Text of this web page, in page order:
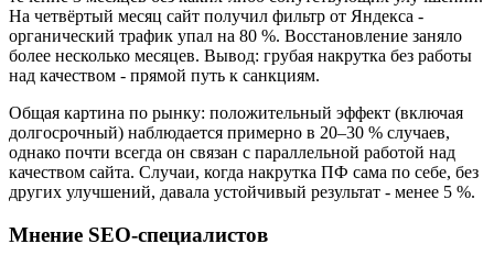
На четвёртый месяц сайт получил фильтр от Яндекса -
органический трафик упал на 80 %. Восстановление заняло
более несколько месяцев. Вывод: грубая накрутка без работы
над качеством - прямой путь к санкциям.
Общая картина по рынку: положительный эффект (включая
долгосрочный) наблюдается примерно в 20–30 % случаев,
однако почти всегда он связан с параллельной работой над
качеством сайта. Случаи, когда накрутка ПФ сама по себе, без
других улучшений, давала устойчивый результат - менее 5 %.
Мнение SEO-специалистов